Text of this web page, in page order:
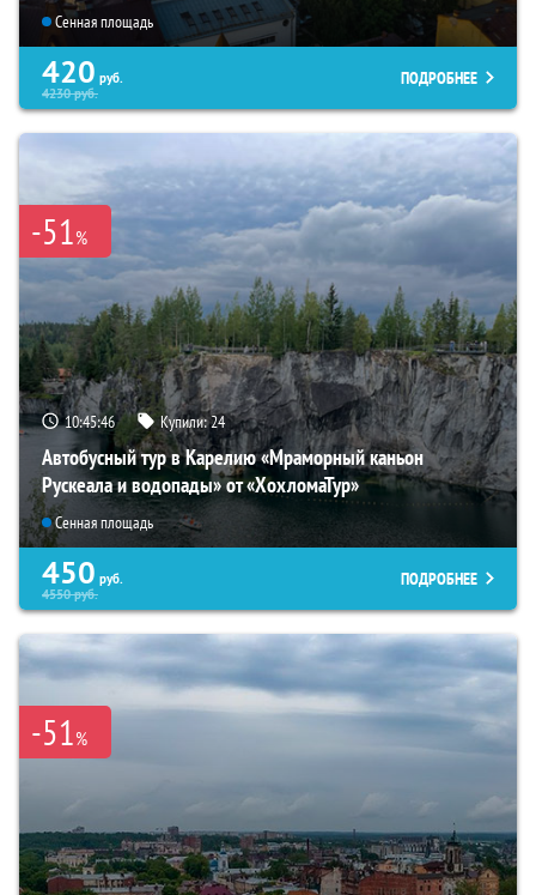
Сенная площадь
420 руб.
4230руб.
ПОДРОБНЕЕ
-51%
10:45:45 Купили:24
Автобусный тур в Карелию «Мраморный каньон
Рускеала и водопады» от «ХохломаТур»
Сенная площадь
450 руб.
4550руб.
ПОДРОБНЕЕ
-51%